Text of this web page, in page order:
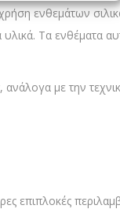
ενθεμάτων
Τα ενθέματα
με την
επιπλοκές